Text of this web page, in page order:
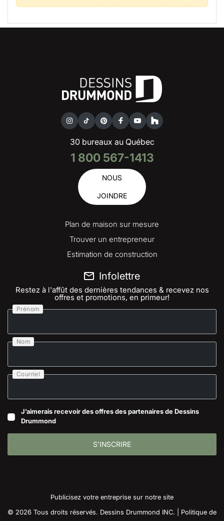
30 bureaux au Québec
1 800 567-1413
NOUS
JOINDRE
Plan de maison sur mesure
Trouver un entrepreneur
Estimation de construction
Infolettre
Restez à l'affût des dernières tendances & recevez nos
offres et promotions, en primeur!
Prénom
Nom
Courriel
J’aimerais recevoir des offres des partenaires de Dessins
Drummond
S'INSCRIRE
Publicisez votre entreprise sur notre site
© 2026 Tous droits réservés. Dessins Drummond INC. | Politique de